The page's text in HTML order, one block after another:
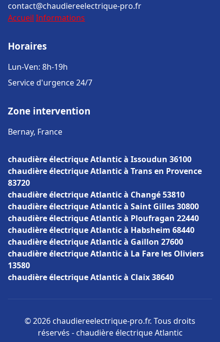
contact@chaudiereelectrique-pro.fr
Accueil Informations
Horaires
Lun-Ven: 8h-19h
Service d'urgence 24/7
Zone intervention
Bernay, France
chaudière électrique Atlantic à Issoudun 36100
chaudière électrique Atlantic à Trans en Provence
83720
chaudière électrique Atlantic à Changé 53810
chaudière électrique Atlantic à Saint Gilles 30800
chaudière électrique Atlantic à Ploufragan 22440
chaudière électrique Atlantic à Habsheim 68440
chaudière électrique Atlantic à Gaillon 27600
chaudière électrique Atlantic à La Fare les Oliviers
13580
chaudière électrique Atlantic à Claix 38640
© 2026 chaudiereelectrique-pro.fr. Tous droits
réservés - chaudière électrique Atlantic